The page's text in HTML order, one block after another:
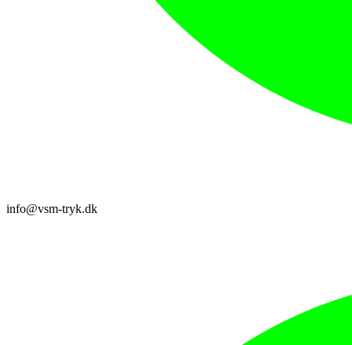
info@vsm-tryk.dk